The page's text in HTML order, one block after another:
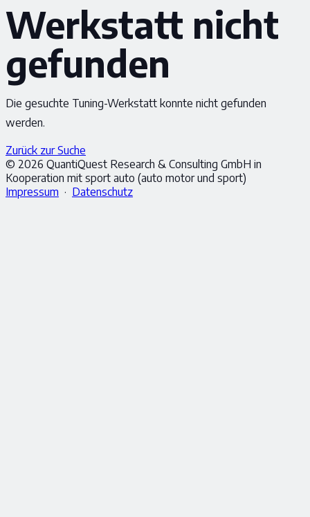
Werkstatt nicht
gefunden
Die gesuchte Tuning-Werkstatt konnte nicht gefunden
werden.
Zurück zur Suche
© 2026 QuantiQuest Research & Consulting GmbH in
Kooperation mit sport auto (auto motor und sport)
Impressum · Datenschutz